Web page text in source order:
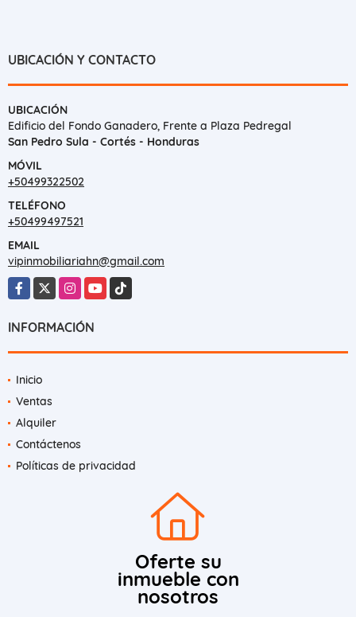
UBICACIÓN Y CONTACTO
UBICACIÓN
Edificio del Fondo Ganadero, Frente a Plaza Pedregal
San Pedro Sula - Cortés - Honduras
MÓVIL
+50499322502
TELÉFONO
+50499497521
EMAIL
vipinmobiliariahn@gmail.com
Facebook
X InstagramYouTubeTikTok
INFORMACIÓN
Inicio
Ventas
Alquiler
Contáctenos
Políticas de privacidad
Oferte su
inmueble con
nosotros